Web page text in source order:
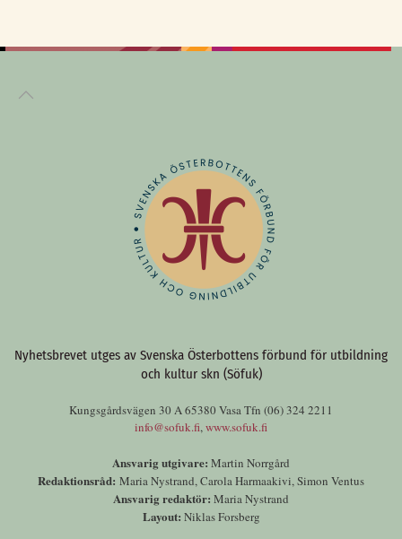
Nyhetsbrevet utges av Svenska Österbottens förbund för utbildning
och kultur skn (Söfuk)
Kungsgårdsvägen 30 A 65380 Vasa Tfn (06) 324 2211
info@sofuk.fi,www.sofuk.fi
Ansvarig utgivare: Martin Norrgård
Redaktionsråd: Maria Nystrand, Carola Harmaakivi, Simon Ventus
Ansvarig redaktör: Maria Nystrand
Layout: Niklas Forsberg